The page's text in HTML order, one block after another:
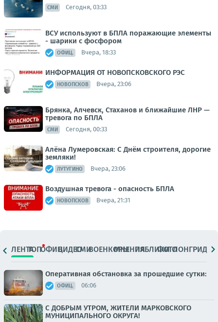
СМИ Сегодня, 03:33
ВСУ используют в БПЛА поражающие элементы
- шарики с фосфором
ОФИЦ. Вчера, 18:33
ИНФОРМАЦИЯ ОТ НОВОПСКОВСКОГО РЭС
НОВОПСКОВ Вчера, 23:06
Брянка, Алчевск, Стаханов и ближайшие ЛНР —
тревога по БПЛА
СМИ Сегодня, 00:33
Алёна Лумеровская: С Днём строителя, дорогие
земляки!
ЛУТУГИНО Вчера, 23:06
Воздушная тревога - опасность БПЛА
НОВОПСКОВ Вчера, 21:31
ЛЕНТАТОПОФИЦ.ВИДЕОСМИВОЕНКОРЫМНЕНИЯПАБЛИКИ
ФОТОЛОНГРИДЫ
Оперативная обстановка за прошедшие сутки:
ОФИЦ. 06:06
С ДОБРЫМ УТРОМ, ЖИТЕЛИ МАРКОВСКОГО
МУНИЦИПАЛЬНОГО ОКРУГА!